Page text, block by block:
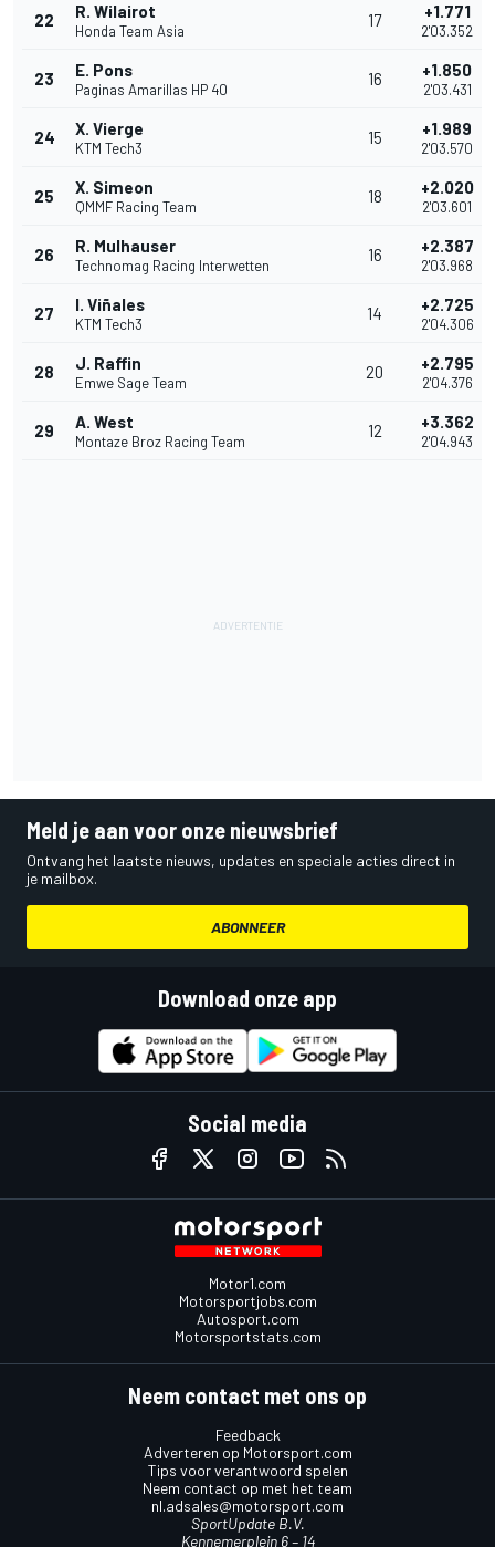
22 R. Wilairot
Honda Team Asia
17 +1.771
2'03.352
23 E. Pons
Paginas Amarillas HP 40
16 +1.850
2'03.431
24 X. Vierge
KTM Tech3
15 +1.989
2'03.570
25 X. Simeon
QMMF Racing Team
18 +2.020
2'03.601
26 R. Mulhauser
Technomag Racing Interwetten
16 +2.387
2'03.968
27 I. Viñales
KTM Tech3
14 +2.725
2'04.306
28 J. Raffin
Emwe Sage Team
20 +2.795
2'04.376
29 A. West
Montaze Broz Racing Team
12 +3.362
2'04.943
Meld je aan voor onze nieuwsbrief
Ontvang het laatste nieuws, updates en speciale acties direct in
je mailbox.
ABONNEER
Download onze app
Social media
Motor1.com
Motorsportjobs.com
Autosport.com
Motorsportstats.com
Neem contact met ons op
Feedback
Adverteren op Motorsport.com
Tips voor verantwoord spelen
Neem contact op met het team
nl.adsales@motorsport.com
SportUpdate B.V.
Kennemerplein 6 – 14